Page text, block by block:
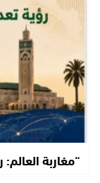
“مغاربة